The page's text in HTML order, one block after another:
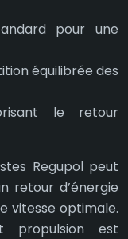
pour une
équilibrée des
le retour
Regupol peut
retour d’énergie
vitesse optimale.
propulsion est